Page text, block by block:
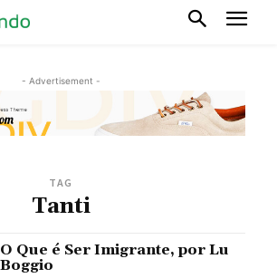
- Advertisement -
TAG
Tanti
O Que é Ser Imigrante, por Lu
Boggio